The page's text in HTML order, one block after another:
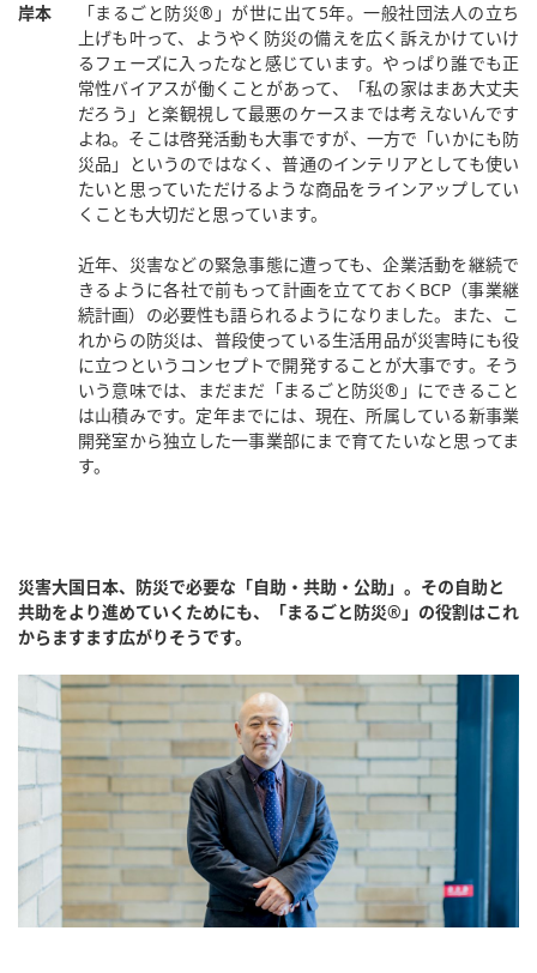
岸本
「まるごと防災®︎」が世に出て5年。一般社団法人の立ち
上げも叶って、ようやく防災の備えを広く訴えかけていけ
るフェーズに入ったなと感じています。やっぱり誰でも正
常性バイアスが働くことがあって、「私の家はまあ大丈夫
だろう」と楽観視して最悪のケースまでは考えないんです
よね。そこは啓発活動も大事ですが、一方で「いかにも防
災品」というのではなく、普通のインテリアとしても使い
たいと思っていただけるような商品をラインアップしてい
くことも大切だと思っています。
近年、災害などの緊急事態に遭っても、企業活動を継続で
きるように各社で前もって計画を立てておくBCP（事業継
続計画）の必要性も語られるようになりました。また、こ
れからの防災は、普段使っている生活用品が災害時にも役
に立つというコンセプトで開発することが大事です。そう
いう意味では、まだまだ「まるごと防災®」にできること
は山積みです。定年までには、現在、所属している新事業
開発室から独立した一事業部にまで育てたいなと思ってま
す。
災害大国日本、防災で必要な「自助・共助・公助」。その自助と
共助をより進めていくためにも、「まるごと防災®︎」の役割はこれ
からますます広がりそうです。